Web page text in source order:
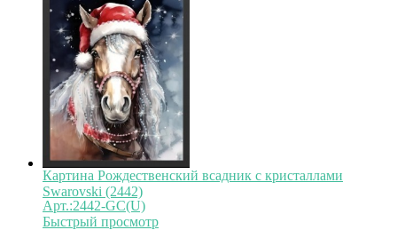
Картина Рождественский всадник с кристаллами
Swarovski (2442)
Арт.:2442-GC(U)
Быстрый просмотр